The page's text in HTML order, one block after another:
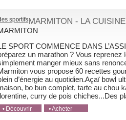
MARMITON - LA
SPORT COMMENCE DANS
un marathon ? Vous
manger mieux sans
vous propose 60 recettes
d’énergie au quotidien.Açaï bowl
bo bun complet, tarte au chou
curry de pois chiches...Des
• Découvrir
• Acheter